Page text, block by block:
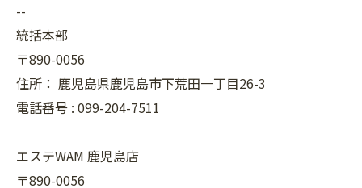
--
統括本部
〒890-0056
住所： 鹿児島県鹿児島市下荒田一丁目26-3
電話番号 : 099-204-7511
エステWAM 鹿児島店
〒890-0056